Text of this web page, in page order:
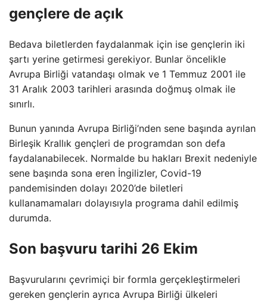
gençlere de açık
Bedava biletlerden faydalanmak için ise gençlerin iki
şartı yerine getirmesi gerekiyor. Bunlar öncelikle
Avrupa Birliği vatandaşı olmak ve 1 Temmuz 2001 ile
31 Aralık 2003 tarihleri ​​arasında doğmuş olmak ile
sınırlı.
Bunun yanında Avrupa Birliği’nden sene başında ayrılan
Birleşik Krallık gençleri de programdan son defa
faydalanabilecek. Normalde bu hakları Brexit nedeniyle
sene başında sona eren İngilizler, Covid-19
pandemisinden dolayı 2020’de biletleri
kullanamamaları dolayısıyla programa dahil edilmiş
durumda.
Son başvuru tarihi 26 Ekim
Başvurularını çevrimiçi bir formla gerçekleştirmeleri
gereken gençlerin ayrıca Avrupa Birliği ülkeleri